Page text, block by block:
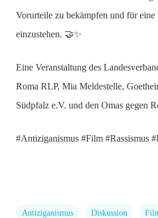
Vorurteile zu bekämpfen und für
einzustehen. 🤝✨
Eine Veranstaltung des
Roma RLP, Mia Meldestelle,
Südpfalz e.V. und den Omas gegen
#Antiziganismus #Film #Rassismus
Antiziganismus Diskussion